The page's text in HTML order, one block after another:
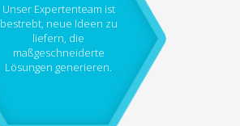
Unser Expertenteam ist
bestrebt, neue Ideen zu
liefern, die
maßgeschneiderte
Lösungen generieren.